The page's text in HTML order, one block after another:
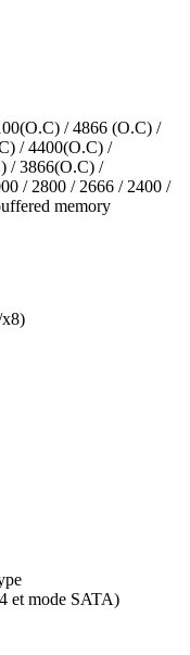
/ 4866 (O.C) /
/ 4400(O.C) /
/ 3866(O.C) /
/ 2800 / 2666 / 2400 /
memory
et mode SATA)